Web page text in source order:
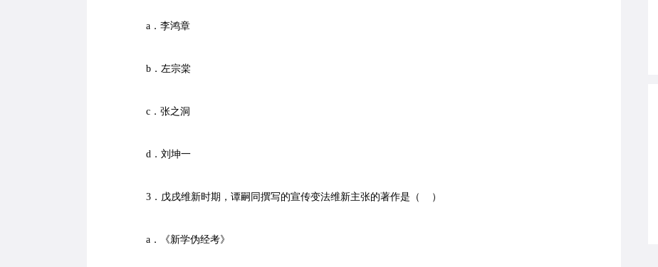
a．李鸿章
b．左宗棠
c．张之洞
d．刘坤一
3．戊戌维新时期，谭嗣同撰写的宣传变法维新主张的著作是（ ）
a．《新学伪经考》